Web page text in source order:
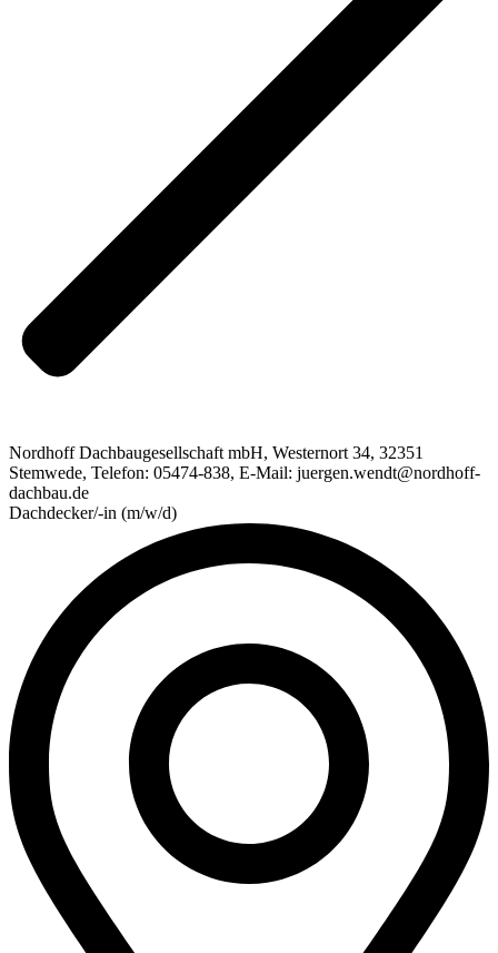
Nordhoff Dachbaugesellschaft mbH, Westernort 34, 32351
Stemwede, Telefon: 05474-838, E-Mail: juergen.wendt@nordhoff-
dachbau.de
Dachdecker/-in (m/w/d)